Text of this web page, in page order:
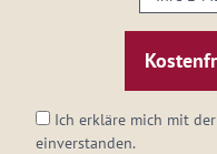
E-
Mail-
Adresse:
Ich erkläre mich mit der
einverstanden.